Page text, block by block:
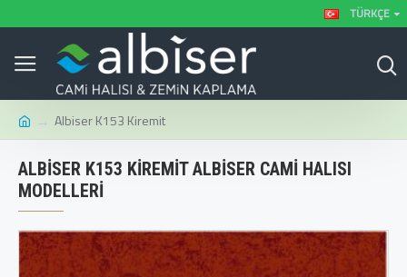
TÜRKÇE
Albiser K153 Kiremit
ALBISER K153 KIREMIT ALBISER CAMI HALISI
MODELLERI